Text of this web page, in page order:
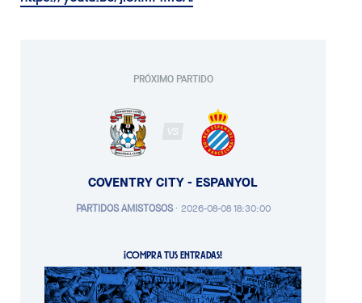
PRÓXIMO PARTIDO
VS
COVENTRY CITY - ESPANYOL
PARTIDOS AMISTOSOS· 2026-08-08 18:30:00
¡COMPRA TUS ENTRADAS!